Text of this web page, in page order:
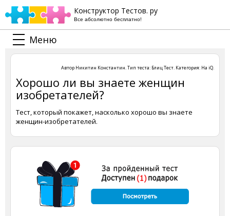
Конструктор Тестов. ру
Все абсолютно бесплатно!
Меню
Автор Никитин Константин. Тип теста: Блиц Тест. Категория: На iQ.
Хорошо ли вы знаете женщин
изобретателей?
Тест, который покажет, насколько хорошо вы знаете
женщин-изобретателей.